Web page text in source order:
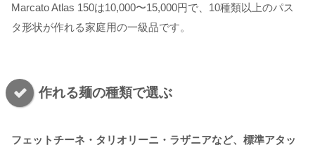
Marcato Atlas 150は10,000〜15,000円で、10種類以上のパス
タ形状が作れる家庭用の一級品です。
作れる麺の種類で選ぶ
フェットチーネ・タリオリーニ・ラザニアなど、標準アタッ